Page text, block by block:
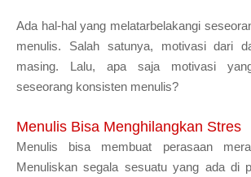
Ada hal-hal yang melatarbelakangi
menulis. Salah satunya, motivasi dari
masing. Lalu, apa saja motivasi
seseorang konsisten menulis?
Menulis Bisa Menghilangkan Stres
Menulis bisa membuat perasaan
Menuliskan segala sesuatu yang ada di